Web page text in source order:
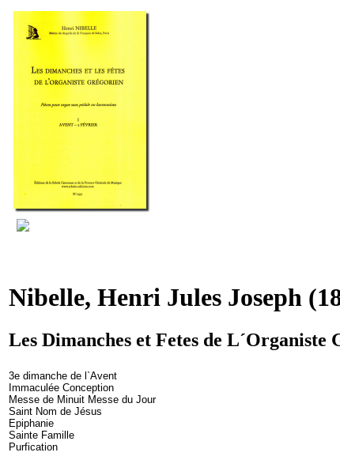
Nibelle, Henri Jules Joseph
Les Dimanches et Fetes de L´Organiste
3e dimanche de l`Avent
Immaculée Conception
Messe de Minuit Messe du Jour
Saint Nom de Jésus
Epiphanie
Sainte Famille
Purfication